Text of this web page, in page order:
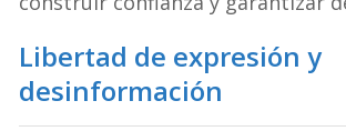
Libertad de expresión y
desinformación